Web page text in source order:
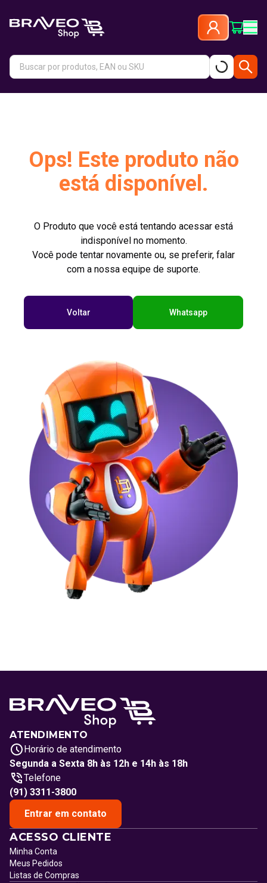
Ops! Este produto não
está disponível.
O Produto que você está tentando acessar está
indisponível no momento.
Você pode tentar novamente ou, se preferir, falar
com a nossa equipe de suporte.
Voltar Whatsapp
ATENDIMENTO
Horário de atendimento
Segunda a Sexta 8h às 12h e 14h às 18h
Telefone
(91) 3311-3800
Entrar em contato
ACESSO CLIENTE
Minha Conta
Meus Pedidos
Listas de Compras